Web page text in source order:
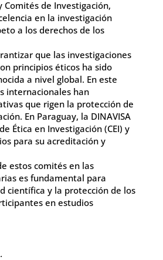
Comités de Investigación,
en la investigación
a los derechos de los
que las investigaciones
principios éticos ha sido
a nivel global. En este
internacionales han
que rigen la protección de
En Paraguay, la DINAVISA
Ética en Investigación (CEI) y
para su acreditación y
estos comités en las
es fundamental para
científica y la protección de los
en estudios